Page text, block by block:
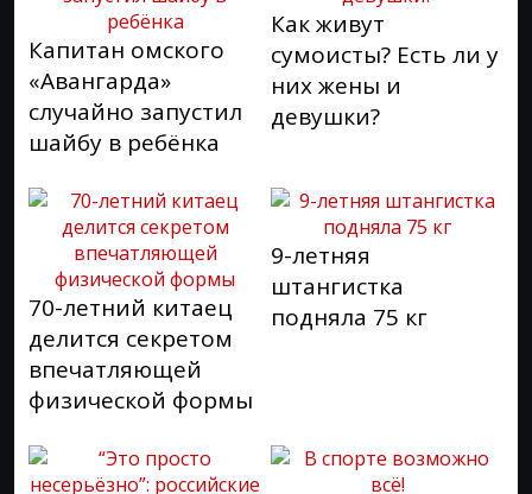
Капитан омского
«Авангарда»
случайно запустил
шайбу в ребёнка
Как живут
сумоисты? Есть ли у
них жены и
девушки?
70-летний китаец
делится секретом
впечатляющей
физической формы
9-летняя
штангистка
подняла 75 кг